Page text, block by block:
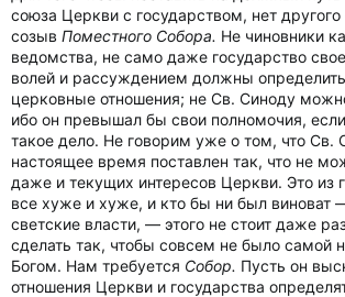
союза Церкви с государством, нет другого
созыв Поместного Собора. Не чиновники
ведомства, не само даже государство
волей и рассуждением должны
церковные отношения; не Св. Синоду
ибо он превышал бы свои полномочия,
такое дело. Не говорим уже о том, что Св.
настоящее время поставлен так, что не
даже и текущих интересов Церкви. Это из
все хуже и хуже, и кто бы ни был виноват
светские власти, — этого не стоит даже
сделать так, чтобы совсем не было самой
Богом. Нам требуется Собор. Пусть он
отношения Церкви и государства